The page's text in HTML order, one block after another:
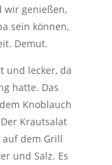
wir genießen,
sein können,
Demut.
und lecker, da
hatte. Das
Knoblauch
Krautsalat
dem Grill
und Salz. Es